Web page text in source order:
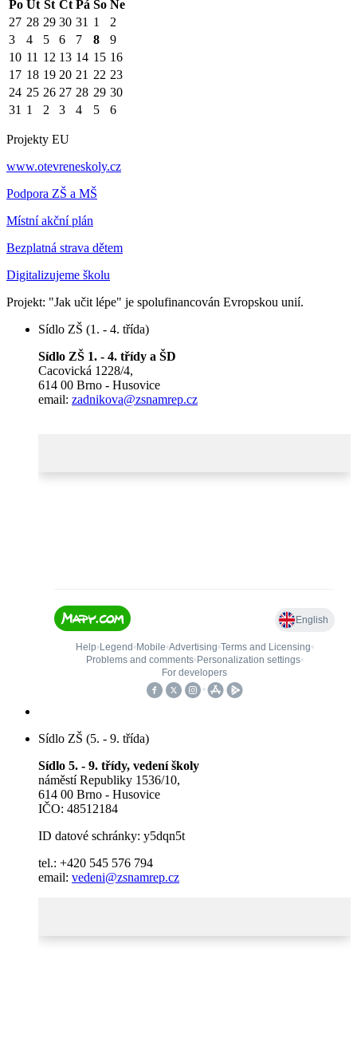
Po Út St Čt Pá So Ne
27 28 29 30 31 1
2
3
4 5 6 7 8
9
10 11 12 13 14 15 16
17 18 19 20 21 22 23
24 25 26 27 28 29 30
31 1 2 3 4 5 6
Projekty EU
www.otevreneskoly.cz
Podpora ZŠ a MŠ
Místní akční plán
Bezplatná strava dětem
Digitalizujeme školu
Projekt: "Jak učit lépe" je spolufinancován Evropskou unií.
Sídlo ZŠ (1. - 4. třída)
Sídlo ZŠ 1. - 4. třídy a ŠD
Cacovická 1228/4,
614 00 Brno - Husovice
email: zadnikova@zsnamrep.cz
Sídlo ZŠ (5. - 9. třída)
Sídlo 5. - 9. třídy, vedení školy
náměstí Republiky 1536/10,
614 00 Brno - Husovice
IČO: 48512184
ID datové schránky: y5dqn5t
tel.: +420 545 576 794
email: vedeni@zsnamrep.cz